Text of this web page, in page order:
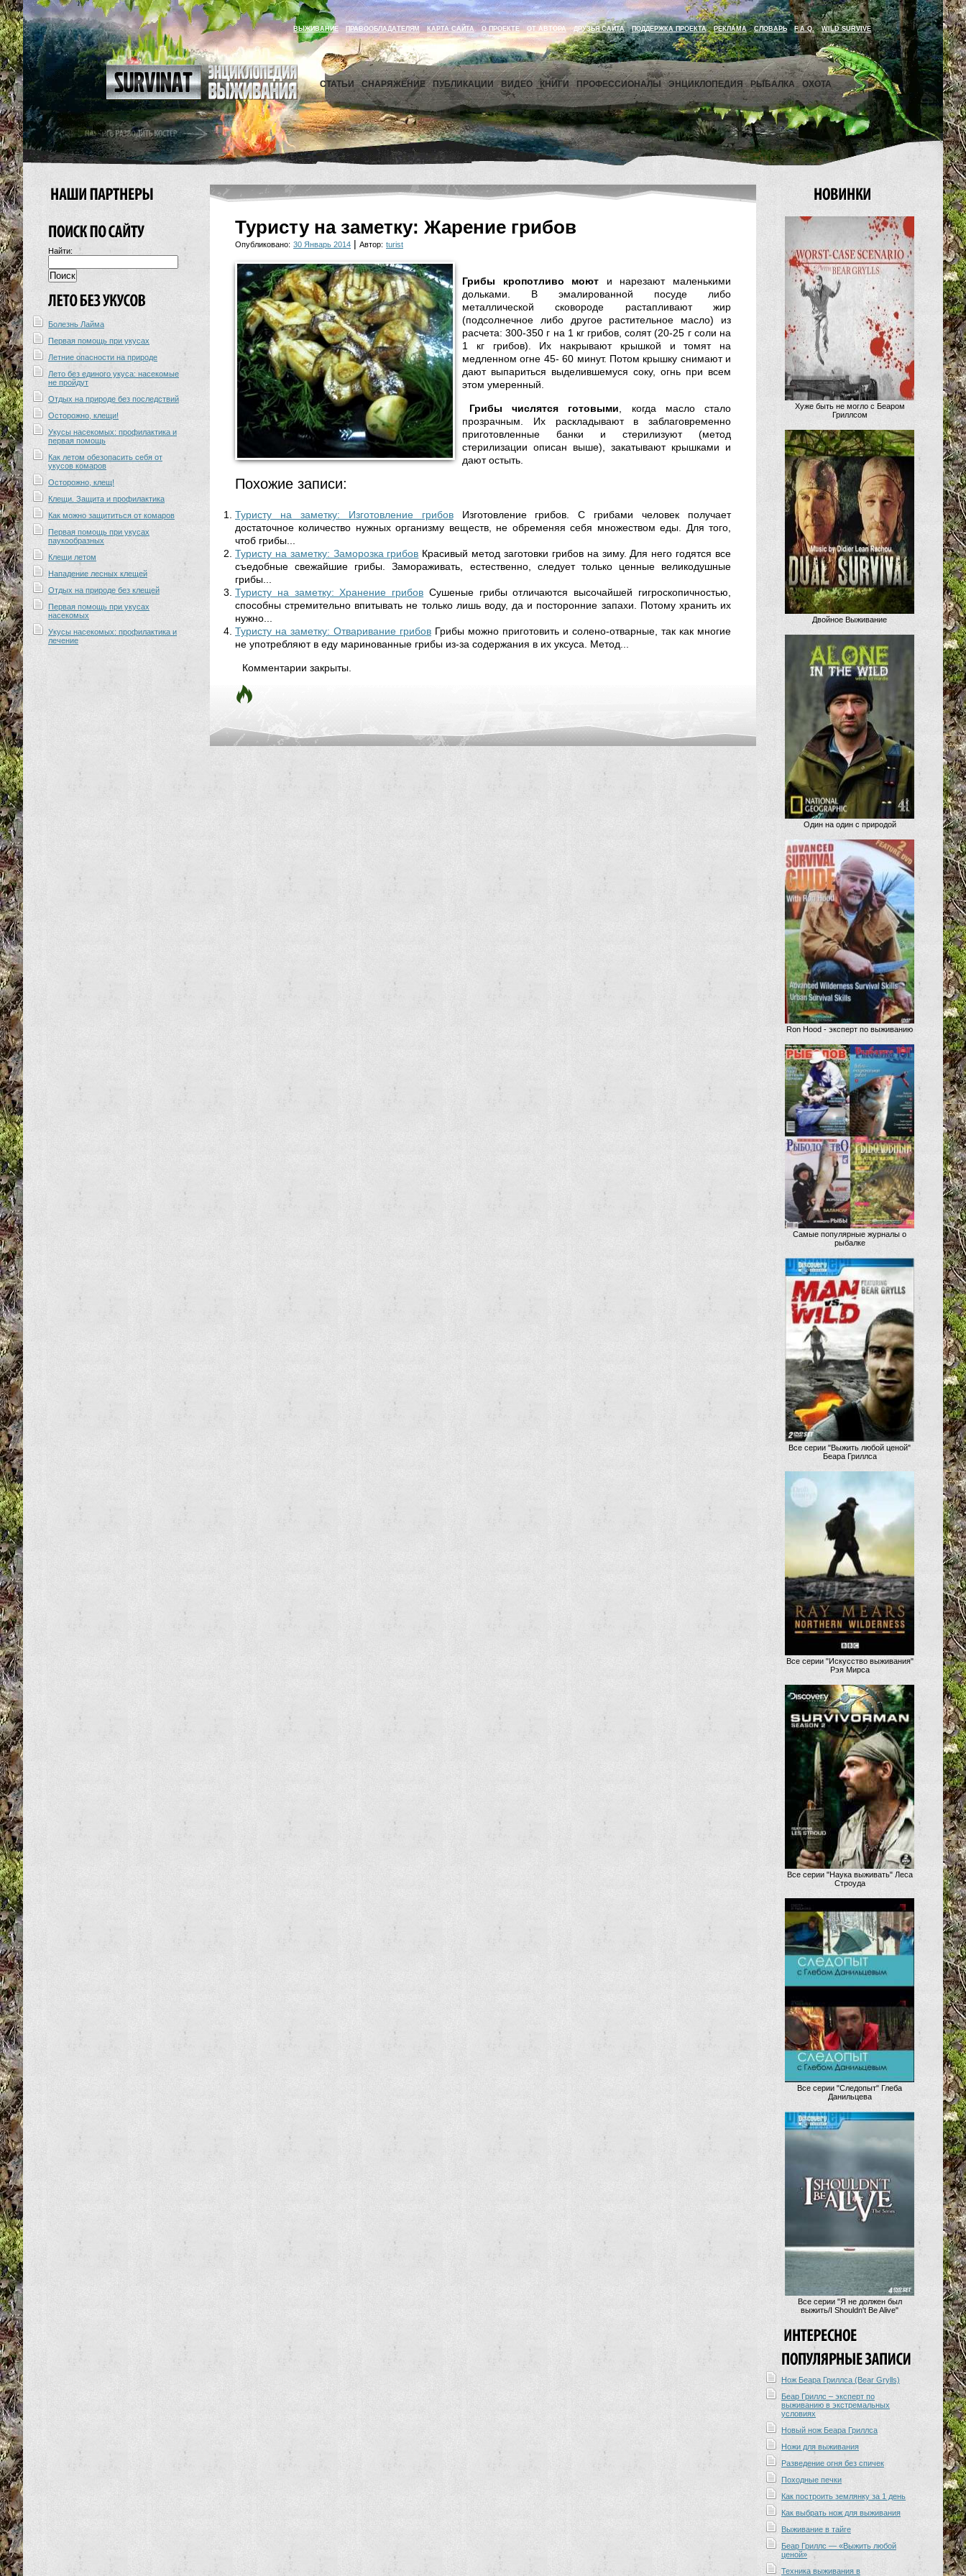
ВЫЖИВАНИЕ ПРАВООБЛАДАТЕЛЯМ КАРТА САЙТА О ПРОЕКТЕ ОТ АВТОРА ДРУЗЬЯ САЙТА ПОДДЕРЖКА ПРОЕКТА РЕКЛАМА СЛОВАРЬ F.A.Q. WILD SURVIVE
СТАТЬИ СНАРЯЖЕНИЕ ПУБЛИКАЦИИ ВИДЕО КНИГИ ПРОФЕССИОНАЛЫ ЭНЦИКЛОПЕДИЯ РЫБАЛКА ОХОТА
Найти:
Болезнь Лайма
Первая помощь при укусах
Летние опасности на природе
Лето без единого укуса: насекомые
не пройдут
Отдых на природе без последствий
Осторожно, клещи!
Укусы насекомых: профилактика и
первая помощь
Как летом обезопасить себя от
укусов комаров
Осторожно, клещ!
Клещи. Защита и профилактика
Как можно защититься от комаров
Первая помощь при укусах
паукообразных
Клещи летом
Нападение лесных клещей
Отдых на природе без клещей
Первая помощь при укусах
насекомых
Укусы насекомых: профилактика и
лечение
Туристу на заметку: Жарение грибов
Опубликовано: 30 Январь 2014 | Автор: turist
Грибы кропотливо моют и нарезают маленькими
дольками. В эмалированной посуде либо
металлической сковороде растапливают жир
(подсолнечное либо другое растительное масло) из
расчета: 300-350 г на 1 кг грибов, солят (20-25 г соли на
1 кг грибов). Их накрывают крышкой и томят на
медленном огне 45- 60 минут. Потом крышку снимают и
дают выпариться выделившемуся соку, огнь при всем
этом умеренный.
Грибы числятся готовыми , когда масло стало
прозрачным. Их раскладывают в заблаговременно
приготовленные банки и стерилизуют (метод
стерилизации описан выше), закатывают крышками и
дают остыть.
Похожие записи:
Туристу на заметку: Изготовление грибов
Изготовление грибов. С грибами человек получает
достаточное количество нужных организму веществ, не обременяя себя множеством еды. Для того,
чтоб грибы...
Туристу на заметку: Заморозка грибов Красивый метод заготовки грибов на зиму. Для него годятся все
съедобные свежайшие грибы. Замораживать, естественно, следует только ценные великодушные
грибы...
Туристу на заметку: Хранение грибов Сушеные грибы отличаются высочайшей гигроскопичностью,
способны стремительно впитывать не только лишь воду, да и посторонние запахи. Потому хранить их
нужно...
Туристу на заметку: Отваривание грибов Грибы можно приготовить и солено-отварные, так как многие
не употребляют в еду маринованные грибы из-за содержания в их уксуса. Метод...
Комментарии закрыты.
Хуже быть не могло с Беаром
Гриллсом
Двойное Выживание
Один на один с природой
Ron Hood - эксперт по выживанию
Самые популярные журналы о
рыбалке
Все серии "Выжить любой ценой"
Беара Гриллса
Все серии "Искусство выживания"
Рэя Мирса
Все серии "Наука выживать" Леса
Строуда
Все серии "Следопыт" Глеба
Данильцева
Все серии "Я не должен был
выжить/I Shouldn't Be Alive"
Нож Беара Гриллса (Bear Grylls)
Беар Гриллс – эксперт по
выживанию в экстремальных
условиях
Новый нож Беара Гриллса
Ножи для выживания
Разведение огня без спичек
Походные печки
Как построить землянку за 1 день
Как выбрать нож для выживания
Выживание в тайге
Беар Гриллс — «Выжить любой
ценой»
Техника выживания в